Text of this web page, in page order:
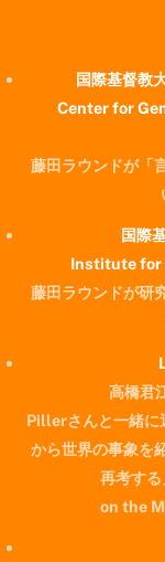
国際基督教
Center for
藤田ラウンドが「
国際
Institute for
藤田ラウンドが研
高橋君
Pillerさんと一緒に
から世界の事象を
再考す
on the